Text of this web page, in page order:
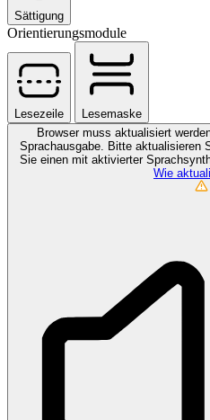
Sättigung
Orientierungsmodule
Lesezeile
Lesemaske
Browser muss aktualisiert
Sprachausgabe. Bitte aktualisieren
Sie einen mit aktivierter
Wie